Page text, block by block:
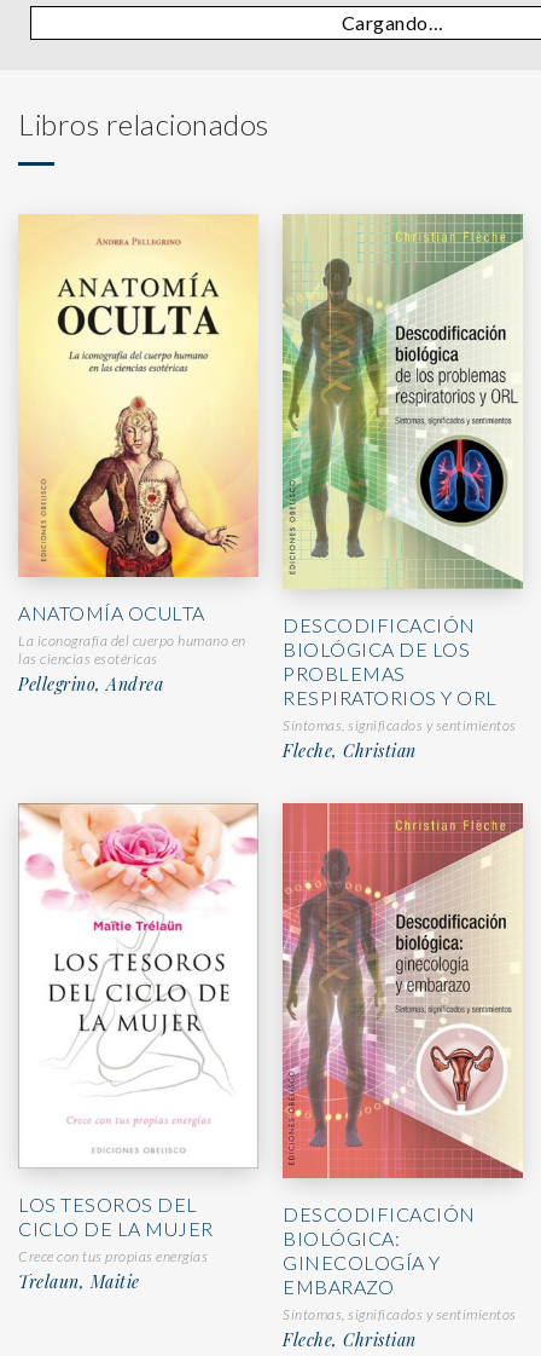
Cargando…
Libros relacionados
ANATOMÍA OCULTA
La iconografía del cuerpo humano en
las ciencias esotéricas
Pellegrino, Andrea
DESCODIFICACIÓN
BIOLÓGICA DE LOS
PROBLEMAS
RESPIRATORIOS Y ORL
Síntomas, significados y sentimientos
Fleche, Christian
LOS TESOROS DEL
CICLO DE LA MUJER
Crece con tus propias energías
Trelaun, Maitie
DESCODIFICACIÓN
BIOLÓGICA:
GINECOLOGÍA Y
EMBARAZO
Síntomas, significados y sentimientos
Fleche, Christian